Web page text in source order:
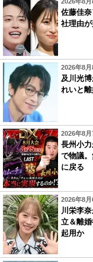
佐藤佳
社理由
2026年8
及川光
れいと
2026年8
長州小
で物議
に戻る
2026年8
川栄李
立＆離
起用か